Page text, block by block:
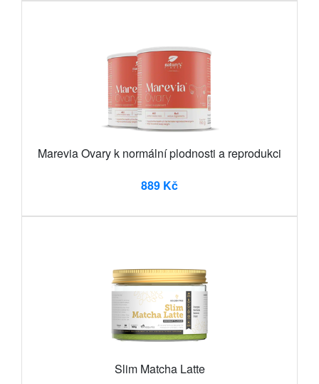
Marevia Ovary k normální plodnosti a reprodukci
889 Kč
Slim Matcha Latte